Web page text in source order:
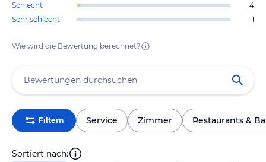
Schlecht
4
Sehr schlecht
1
Wie wird die Bewertung berechnet?
Filtern Service Zimmer Restaurants &
Sortiert nach: